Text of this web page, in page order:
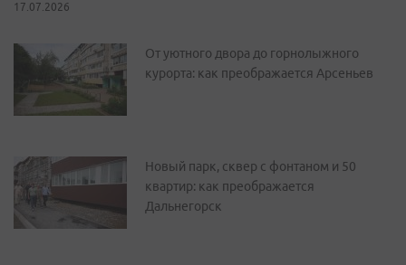
17.07.2026
От уютного двора до горнолыжного
курорта: как преображается Арсеньев
Новый парк, сквер с фонтаном и 50
квартир: как преображается
Дальнегорск